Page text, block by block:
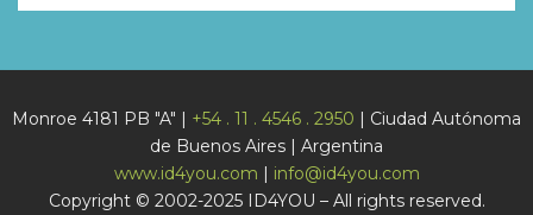
Monroe 4181 PB "A" | +54 . 11 . 4546 . 2950 | Ciudad Autónoma
de Buenos Aires | Argentina
www.id4you.com | info@id4you.com
Copyright © 2002-2025 ID4YOU – All rights reserved.